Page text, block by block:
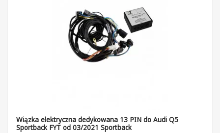
Wiązka elektryczna dedykowana 13 PIN do Audi Q5
Sportback FYT od 03/2021 Sportback